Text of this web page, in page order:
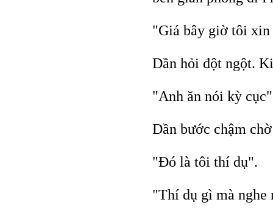
"Giá bây giờ tôi
Dần hỏi đột ngột.
"Anh ăn nói kỳ
Dần bước chậm
"Đó là tôi thí dụ".
"Thí dụ gì mà